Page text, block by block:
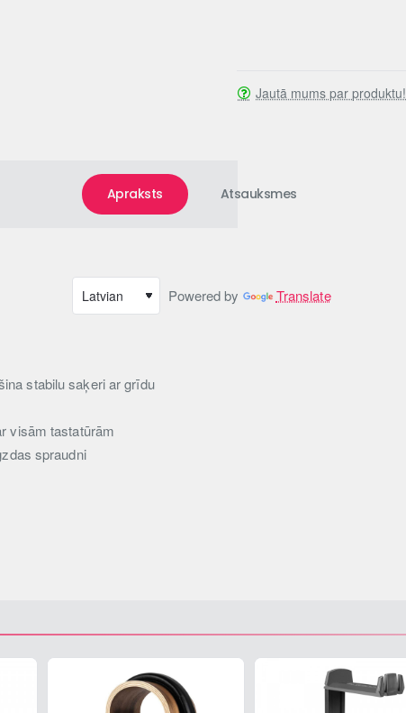
Jautā mums par produktu!
Apraksts Atsauksmes
Powered by Translate
stabilu saķeri ar grīdu
visām tastatūrām
spraudni